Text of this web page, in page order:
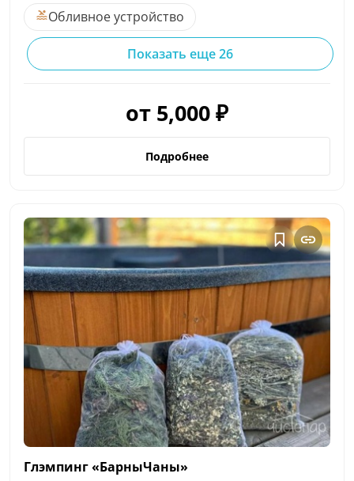
Обливное устройство
Показать еще 26
от 5,000 ₽
Подробнее
Глэмпинг«БарныЧаны»